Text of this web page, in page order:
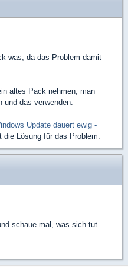
was, da das Problem damit
altes Pack nehmen, man
das verwenden.
Update dauert ewig -
Lösung für das Problem.
schaue mal, was sich tut.